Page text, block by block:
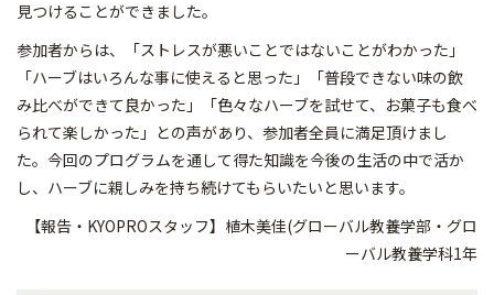
見つけることができました。
参加者からは、「ストレスが悪いことではないことがわかった」
「ハーブはいろんな事に使えると思った」「普段できない味の飲
み比べができて良かった」「色々なハーブを試せて、お菓子も食べ
られて楽しかった」との声があり、参加者全員に満足頂けまし
た。今回のプログラムを通して得た知識を今後の生活の中で活か
し、ハーブに親しみを持ち続けてもらいたいと思います。
【報告・KYOPROスタッフ】植木美佳(グローバル教養学部・グロ
ーバル教養学科1年